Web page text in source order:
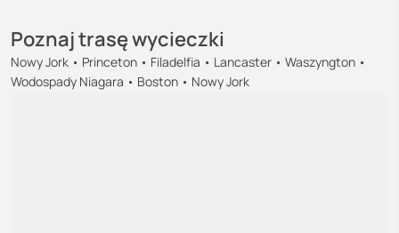
Poznaj trasę wycieczki
Nowy Jork • Princeton • Filadelfia • Lancaster • Waszyngton •
Wodospady Niagara • Boston • Nowy Jork